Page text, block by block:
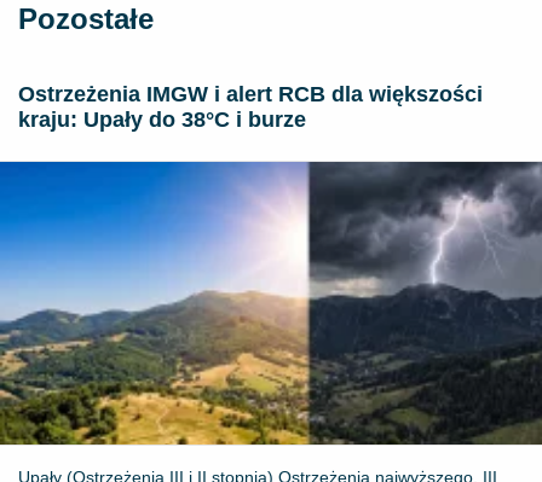
Pozostałe
Ostrzeżenia IMGW i alert RCB dla większości
kraju: Upały do 38°C i burze
Upały (Ostrzeżenia III i II stopnia) Ostrzeżenia najwyższego, III